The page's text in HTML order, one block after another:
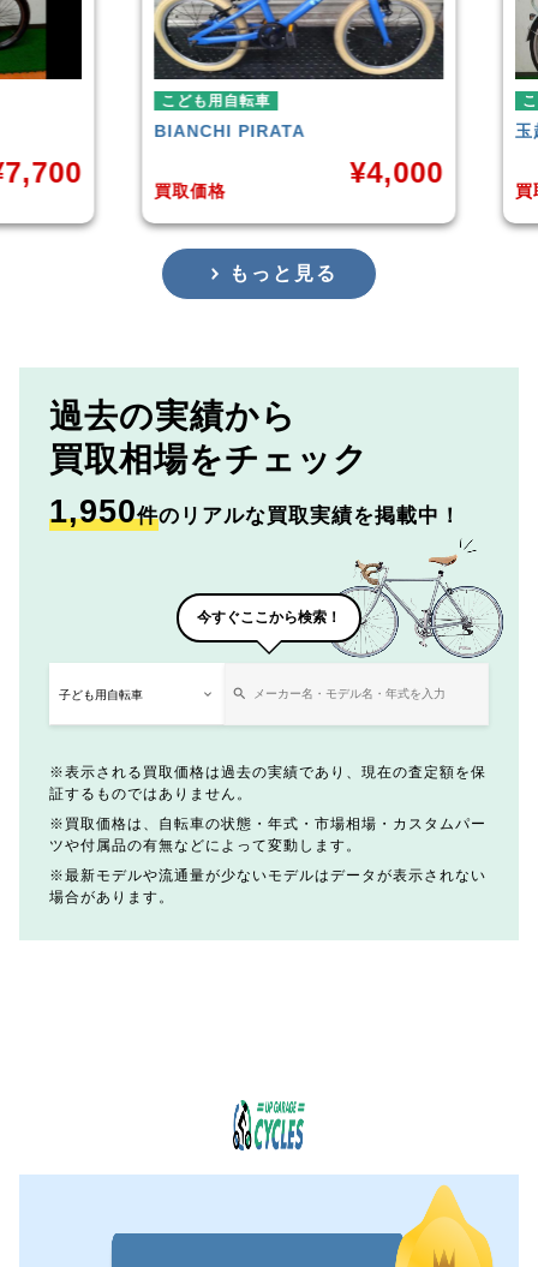
価格
MAHALO
買取価格
もっと見る
過去の実績から
買取相場をチェック
1,950件のリアルな買取実績を掲載中！
今すぐここから検索！
表示される買取価格は過去の実績であり、現在の査定額を保
証するものではありません。
買取価格は、自転車の状態・年式・市場相場・カスタムパー
ツや付属品の有無などによって変動します。
最新モデルや流通量が少ないモデルはデータが表示されない
場合があります。